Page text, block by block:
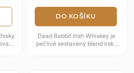
DO KOŠÍKU
Dead Rabbit Irish Whiskey je
pečlivě sestavený blend irské